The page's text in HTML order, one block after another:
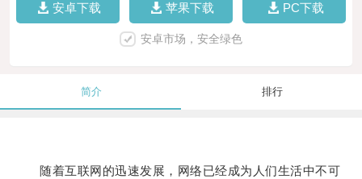
安卓下载 苹果下载 PC下载
安卓市场，安全绿色
简介 排行
随着互联网的迅速发展，网络已经成为人们生活中不可